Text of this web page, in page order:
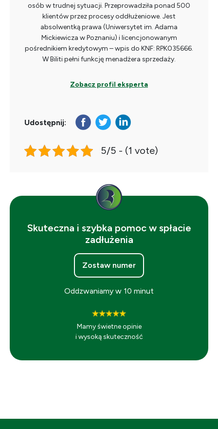
osób w trudnej sytuacji. Przeprowadziła ponad 500
klientów przez procesy oddłużeniowe. Jest
absolwentką prawa (Uniwersytet im. Adama
Mickiewicza w Poznaniu) i licencjonowanym
pośrednikiem kredytowym – wpis do KNF: RPK035666.
W Biliti pełni funkcję menadżera sprzedaży.
Zobacz profil eksperta
Udostępnij:
5/5 - (1 vote)
Skuteczna i szybka pomoc w spłacie
zadłużenia
Zostaw numer
Oddzwaniamy w 10 minut
Mamy świetne opinie
i wysoką skuteczność